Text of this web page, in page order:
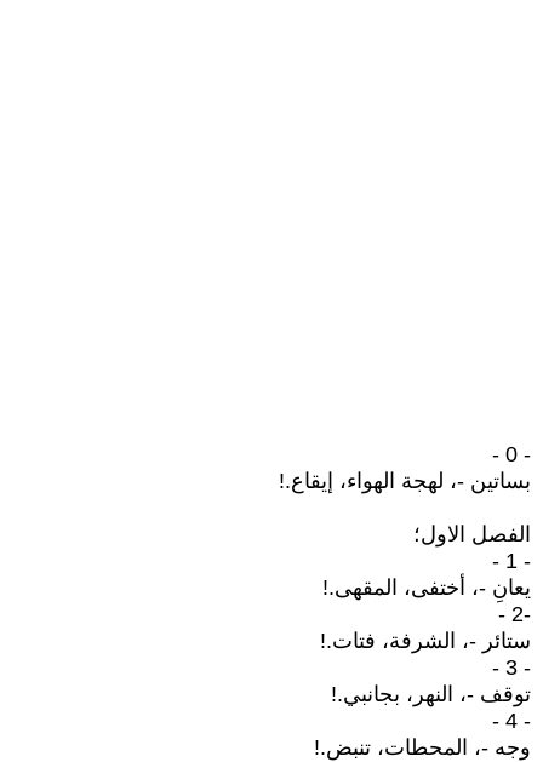
- 0 -
بساتين -، لهجة الهواء، إيقاع.!
الفصل الاول؛
- 1 -
يعانِ -، أختفى، المقهى.!
-2 -
ستائر -، الشرفة، فتات.!
- 3 -
توقف -، النهر، بجانبي.!
- 4 -
وجه -، المحطات، تنبض.!